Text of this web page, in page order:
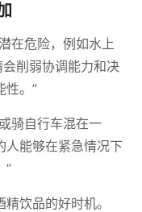
在危险，例如水上
削弱协调能力和决
性。”
骑自行车混在一
人能够在紧急情况下
”
饮品的好时机。